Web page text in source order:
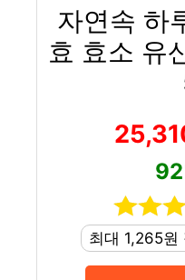
자연속 하
효 효소 유
최대 1,265원